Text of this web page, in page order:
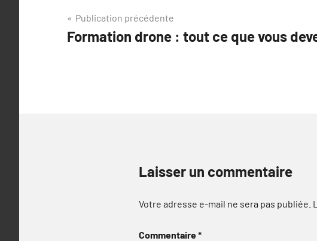
Navigation
de
Publication précédente
Formation drone : tout ce que vous
Laisser un commentaire
Votre adresse e-mail ne sera pas publiée.
Commentaire*